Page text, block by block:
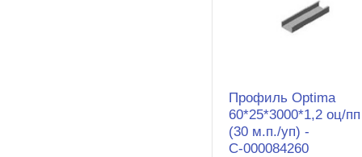
Профиль Optima
60*25*3000*1,2 оц/пп
(30 м.п./уп) -
С-000084260